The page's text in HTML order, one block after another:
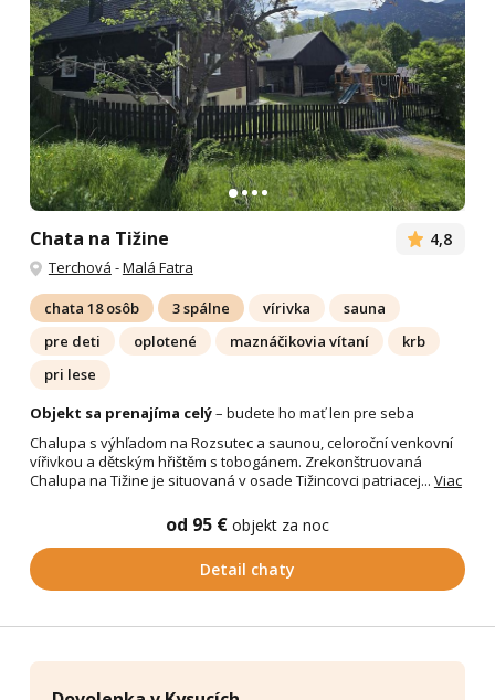
Chata na Tižine 4,8
Terchová -Malá Fatra
chata 18 osôb 3 spálne vírivka
sauna
pre deti
oplotené maznáčikovia vítaní
krb
pri lese
Objekt sa prenajíma celý– budete ho mať len pre seba
Chalupa s výhľadom na Rozsutec a saunou, celoroční venkovní
vířivkou a dětským hřištěm s tobogánem. Zrekonštruovaná
Chalupa na Tižine je situovaná v osade Tižincovci patriacej... Viac
od 95 € objekt za noc
Detail chaty